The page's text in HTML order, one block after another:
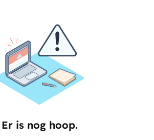
Er is nog hoop.